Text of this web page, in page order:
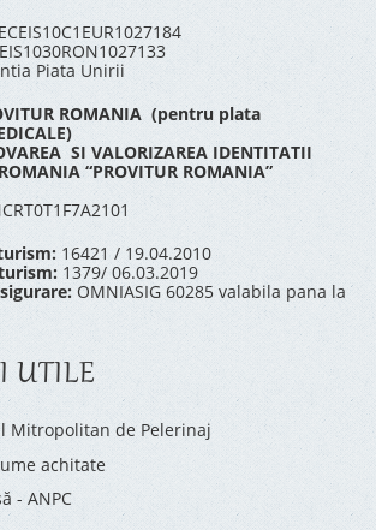
Piata Unirii
ROMANIA (pentru plata
SI VALORIZAREA IDENTITATII
“PROVITUR ROMANIA”
16421 / 19.04.2010
1379/ 06.03.2019
OMNIASIG 60285 valabila pana la
UTILE
Mitropolitan de Pelerinaj
achitate
- ANPC